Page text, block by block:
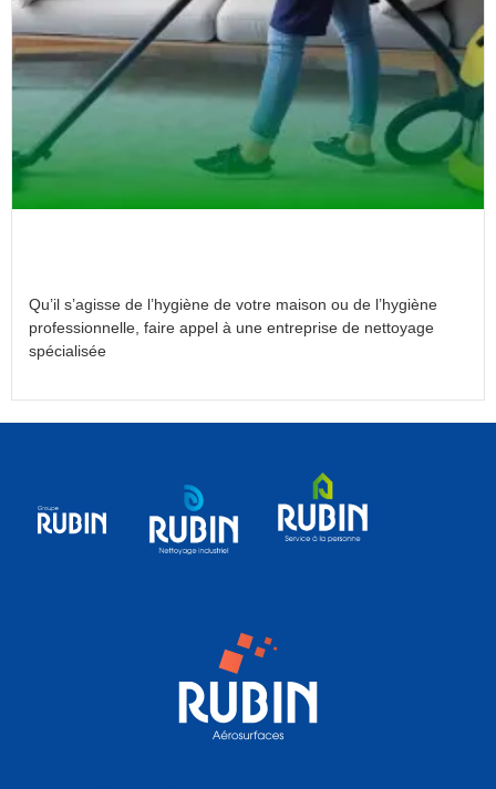
Qu’il s’agisse de l’hygiène de votre maison ou de l’hygiène
professionnelle, faire appel à une entreprise de nettoyage
spécialisée